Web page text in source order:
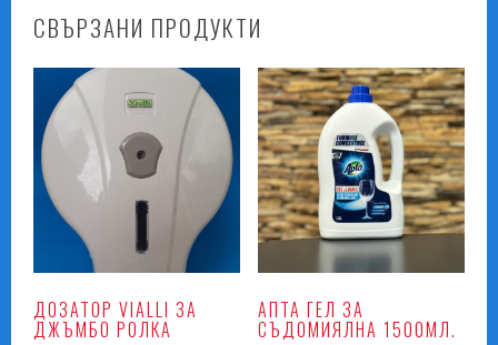
СВЪРЗАНИ ПРОДУКТИ
ДОЗАТОР VIALLI ЗА
ДЖЪМБО РОЛКА
АПТА ГЕЛ ЗА
СЪДОМИЯЛНА 1500МЛ.